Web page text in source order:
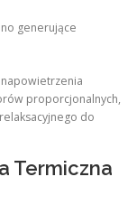
generujące
proporcjonalnych,
do
Termiczna